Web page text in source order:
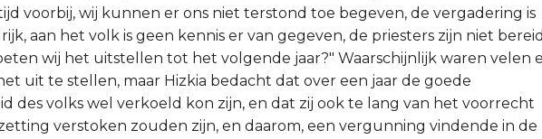
voorbij, wij kunnen er ons niet terstond toe begeven, de vergadering is
aan het volk is geen kennis er van gegeven, de priesters zijn niet
wij het uitstellen tot het volgende jaar?" Waarschijnlijk waren velen
uit te stellen, maar Hizkia bedacht dat over een jaar de goede
des volks wel verkoeld kon zijn, en dat zij ook te lang van het voorrecht
verstoken zouden zijn, en daarom, een vergunning vindende in de